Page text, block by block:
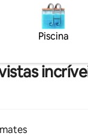
Kirchberg
o
(ou 25
do
cidade
para
Piscina